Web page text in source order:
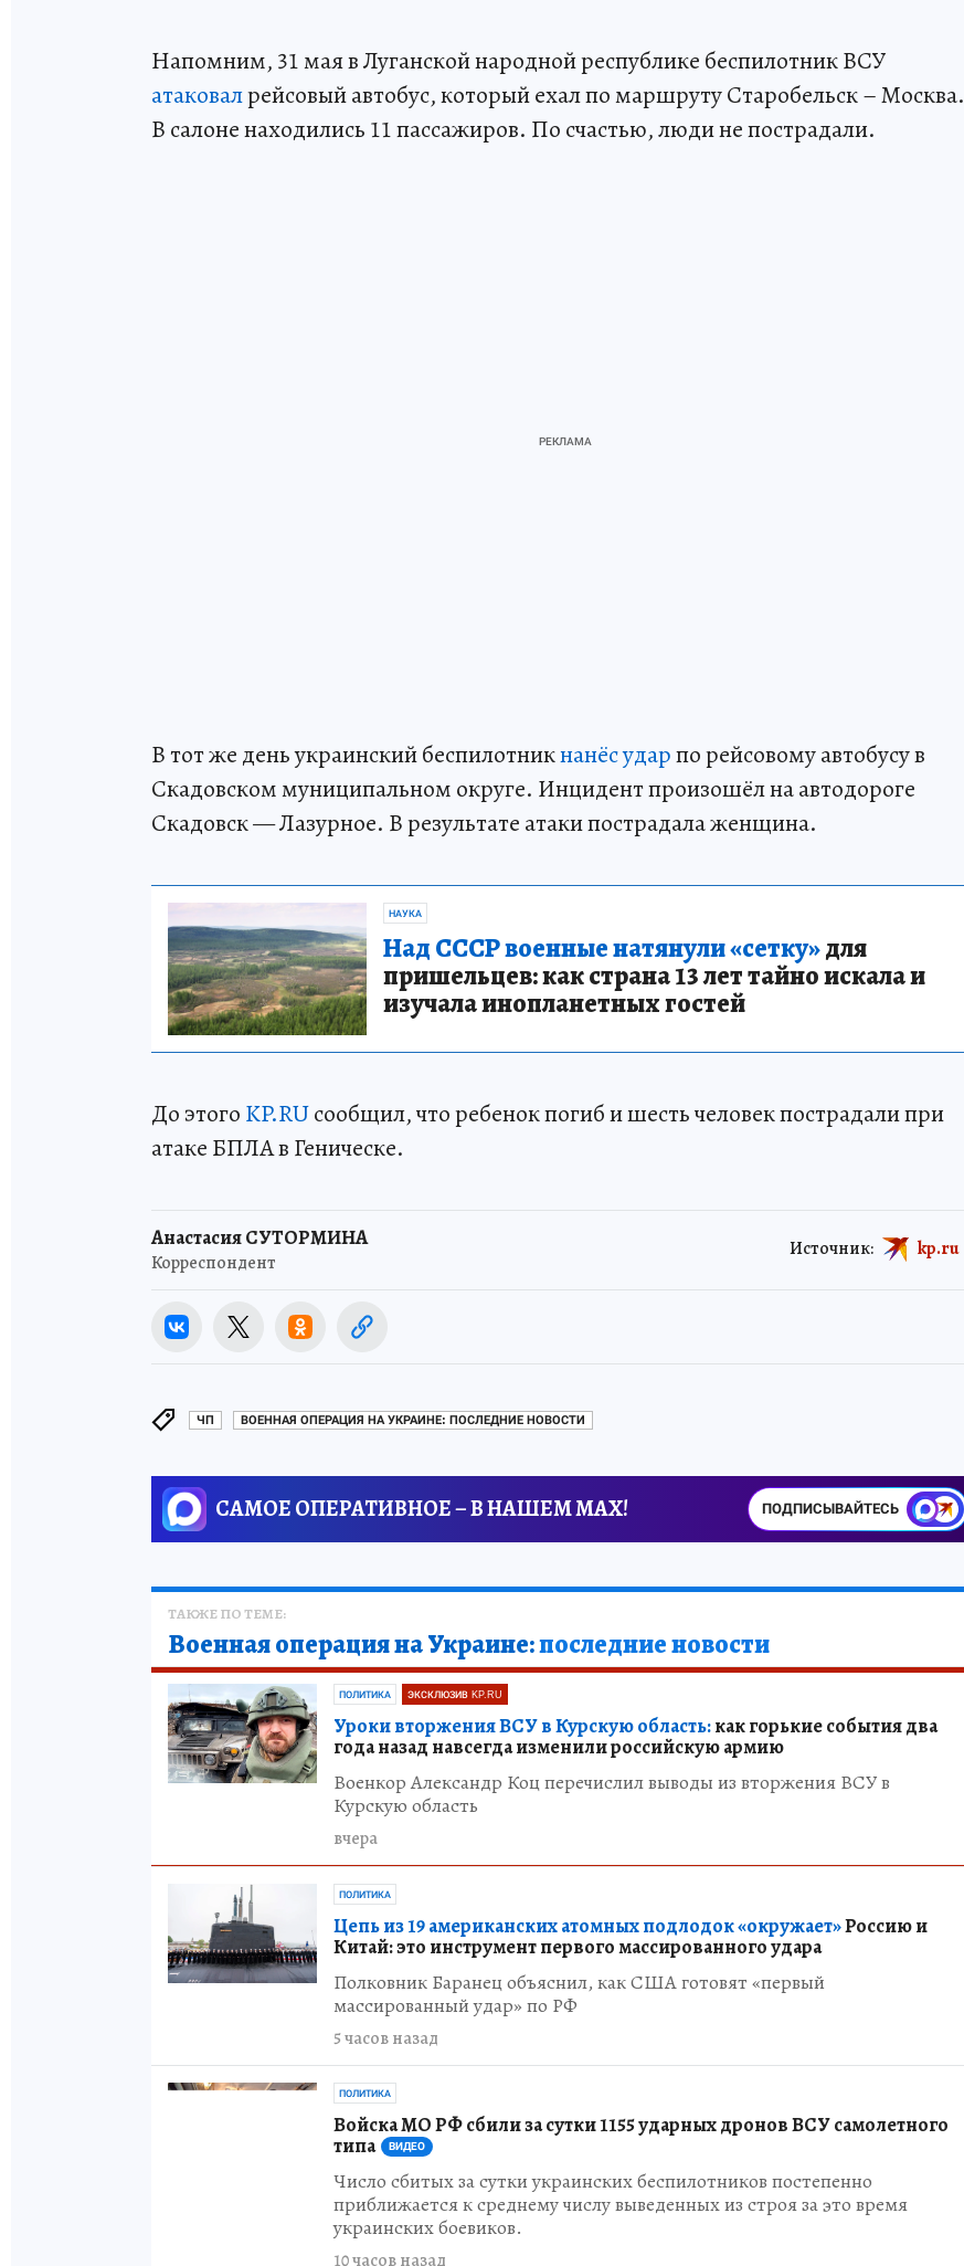
Напомним, 31 мая в Луганской народной республике беспилотник ВСУ
атаковалрейсовый автобус, который ехал по маршруту Старобельск – Москва.
В салоне находились 11 пассажиров. По счастью, люди не пострадали.
В тот же день украинский беспилотникнанёс ударпо рейсовому автобусу в
Скадовском муниципальном округе. Инцидент произошёл на автодороге
Скадовск — Лазурное. В результате атаки пострадала женщина.
НАУКА
Над СССР военные натянули «сетку»для
пришельцев: как страна 13 лет тайно искала и
изучала инопланетных гостей
До этого KP.RUсообщил, что ребенок погиб и шесть человек пострадали при
атаке БПЛА в Геническе.
Анастасия СУТОРМИНА
Корреспондент
Источник: kp.ru
ЧП ВОЕННАЯ ОПЕРАЦИЯ НА УКРАИНЕ: ПОСЛЕДНИЕ НОВОСТИ
САМОЕ ОПЕРАТИВНОЕ – В НАШЕМ MAX! ПОДПИСЫВАЙТЕСЬ
ТАКЖЕ ПО ТЕМЕ:
Военная операция на Украине:последние новости
ПОЛИТИКА ЭКСКЛЮЗИВ KP.RU
Уроки вторжения ВСУ в Курскую область:как горькие события два
года назад навсегда изменили российскую армию
Военкор Александр Коц перечислил выводы из вторжения ВСУ в
Курскую область
вчера
ПОЛИТИКА
Цепь из 19 американских атомных подлодок «окружает»Россию и
Китай: это инструмент первого массированного удара
Полковник Баранец объяснил, как США готовят «первый
массированный удар» по РФ
5 часов назад
ПОЛИТИКА
Войска МО РФ сбили за сутки 1155 ударных дронов ВСУ самолетного
типа ВИДЕО
Число сбитых за сутки украинских беспилотников постепенно
приближается к среднему числу выведенных из строя за это время
украинских боевиков.
10 часов назад